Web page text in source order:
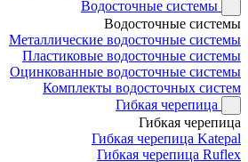
Водосточные системы
Водосточные системы
Металлические водосточные системы
Пластиковые водосточные системы
Оцинкованные водосточные системы
Комплекты водосточных систем
Гибкая черепица
Гибкая черепица
Гибкая черепица Katepal
Гибкая черепица Ruflex